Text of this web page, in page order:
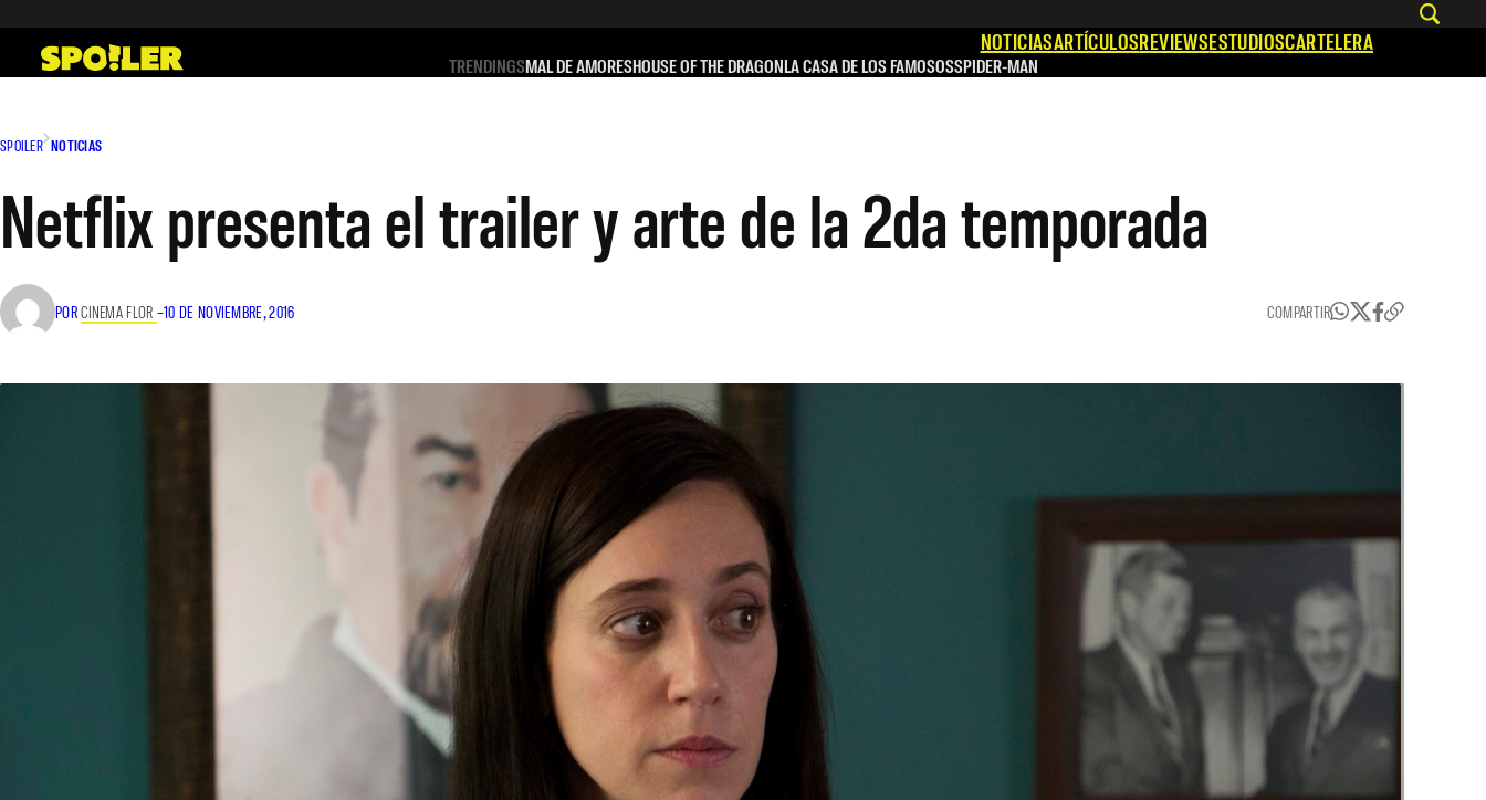
contenido
NOTICIASARTÍCULOSREVIEWSESTUDIOSCARTELERA
TRENDINGSMAL DE AMORESHOUSE OF THE DRAGONLA CASA DE LOS FAMOSOSSPIDER-MAN
SPOILER NOTICIAS
Netflix presenta el trailer y arte de la 2da temporada
PORCINEMA FLOR –10 DE NOVIEMBRE, 2016 COMPARTIR